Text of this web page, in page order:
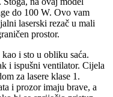
do 100 W. Ovo vam
laserski rezač u mali
prostor.
i sto u obliku saća.
i ispušni ventilator. Cijela
za lasere klase 1.
i prozor imaju brave, a